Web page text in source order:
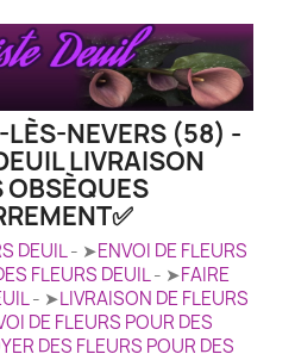
NEVERS (58) -
LIVRAISON
OBSÈQUES
DEUIL- ➤ENVOI DE FLEURS
FLEURS DEUIL- ➤FAIRE
- ➤LIVRAISON DE FLEURS
DE FLEURS POUR DES
DES FLEURS POUR DES